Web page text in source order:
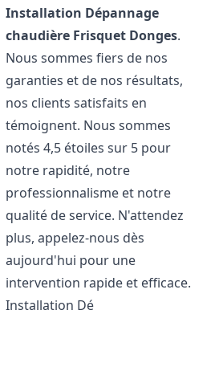
Installation Dépannage
chaudière Frisquet Donges.
Nous sommes fiers de nos
garanties et de nos résultats,
nos clients satisfaits en
témoignent. Nous sommes
notés 4,5 étoiles sur 5 pour
notre rapidité, notre
professionnalisme et notre
qualité de service. N'attendez
plus, appelez-nous dès
aujourd'hui pour une
intervention rapide et efficace.
Installation Dé